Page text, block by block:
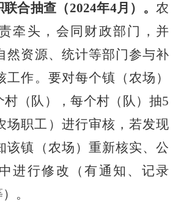
联合抽查 （2024年4月）。 农
牵头，会同财政部门 ，并
然资源、统计等部门参与补
工作。要对每个镇（农场）
村（队），每个村（队）抽5
场职工）进行审核，若发现
该镇（农场）重新核实、公
进行修改（有通知、记录
。